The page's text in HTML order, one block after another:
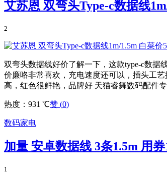
艾苏恩 双弯头Type-c数据线
2
双弯头数据线好价了解一下，这款type-c数据
价廉咯非常喜欢，充电速度还可以，插头工
高，红色很鲜艳，品牌好 天猫睿舞数码配件
热度：931 ℃赞 (0)
数码家电
加量 安卓数据线 3条1.5m 用
1